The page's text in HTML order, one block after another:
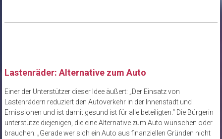
Lastenräder: Alternative zum Auto
Einer der Unterstützer dieser Idee äußert: „Der Einsatz von
Lastenrädern reduziert den Autoverkehr in der Innenstadt und
Emissionen und ist damit gesund ist für alle beteiligten.“ Die Bürgerin
unterstütze diejenigen, die eine Alternative zum Auto wünschen oder
brauchen. „Gerade wer sich ein Auto aus finanziellen Gründen nicht